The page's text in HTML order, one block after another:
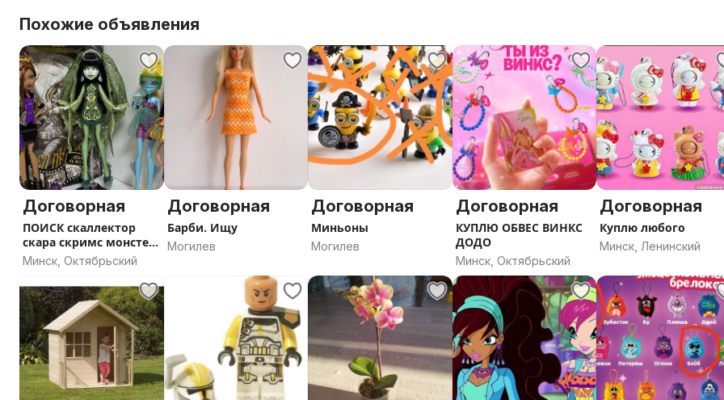
Похожие объявления
Договорная
ПОИСК скаллектор
скара скримс монстер
хай
Минск, Октябрьский
Договорная
Барби. Ищу
Могилев
Договорная
Миньоны
Могилев
Договорная
КУПЛЮ ОБВЕС ВИНКС
ДОДО
Минск, Октябрьский
Договорная
Куплю любого
Минск, Ленинский